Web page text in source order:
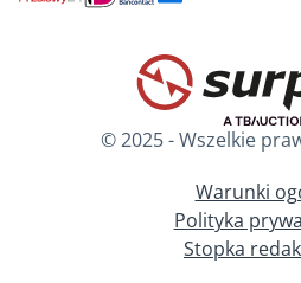
© 2025 - Wszelkie
Warunki
Polityka
Stopka